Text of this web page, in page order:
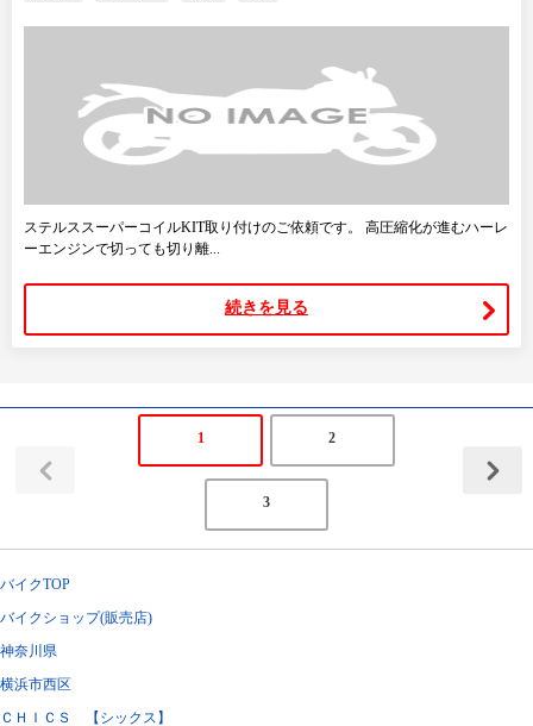
ステルススーパーコイルKIT取り付けのご依頼です。 高圧縮化が進むハーレ
ーエンジンで切っても切り離...
続きを見る
1 2
3
バイクTOP
バイクショップ(販売店)
神奈川県
横浜市西区
ＣＨＩＣＳ 【シックス】